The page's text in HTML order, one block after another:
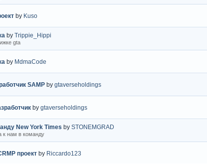
by Kuso
byTrippie_Hippi
gta
by MdmaCode
SAMP bygtaverseholdings
bygtaverseholdings
New York Times bySTONEMGRAD
к нам в команду
проект by Riccardo123